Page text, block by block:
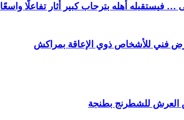
فيستقبله أهله بترحاب كبير أثار تفاعلًا واسعًا
فني للأشخاص ذوي الإعاقة بمراكش
العرش للشطرنج بطنجة